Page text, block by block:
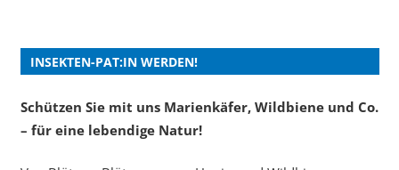
INSEKTEN-PAT:IN WERDEN!
Schützen Sie mit uns Marienkäfer, Wildbiene und Co.
– für eine lebendige Natur!